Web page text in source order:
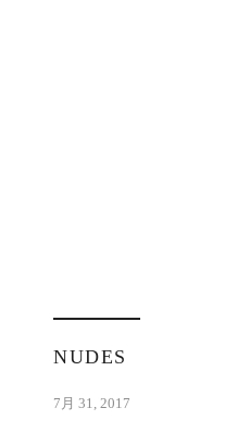
NUDES
7月 31, 2017